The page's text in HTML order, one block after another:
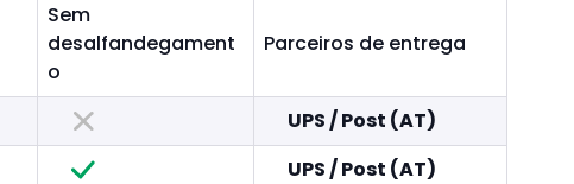
Sem
desalfandegament
o
Parceiros de entrega
UPS/Post (AT)
UPS/Post (AT)